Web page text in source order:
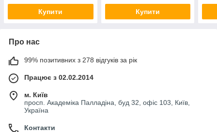
Купити Купити
Про нас
99% позитивних з 278 відгуків за рік
Працює з 02.02.2014
м. Київ
просп. Академіка Палладіна, буд 32, офіс 103, Київ,
Україна
Контакти